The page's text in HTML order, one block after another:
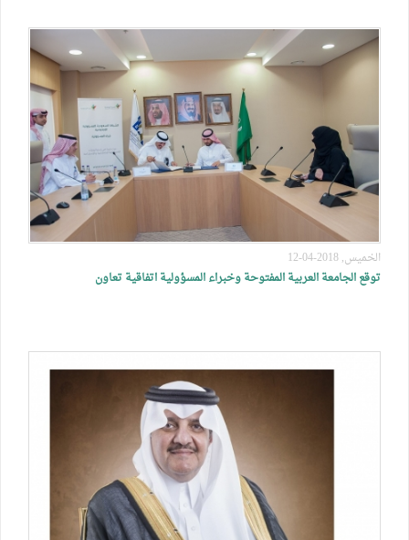
الخميس, 2018-04-12
توقع الجامعة العربية المفتوحة وخبراء المسؤولية اتفاقية تعاون